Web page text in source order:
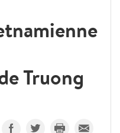
Truong